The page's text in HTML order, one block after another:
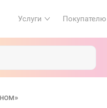
Услуги Покупателю